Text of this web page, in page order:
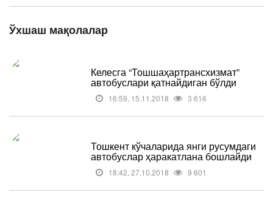
Ўхшаш мақолалар
Келесга “Тошшаҳартрансхизмат”
автобуслари қатнайдиган бўлди
16:59, 15.11.2018 3 616
Тошкент кўчаларида янги русумдаги
автобуслар ҳаракатлана бошлайди
18:42, 27.10.2018 9 601